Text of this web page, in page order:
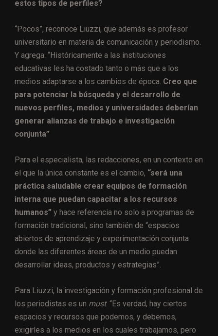
estos tipos de perfiles?
“Pocos”, reconoce Liuzzi, que además es profesor
universitario en materia de comunicación y periodismo.
Y agrega: “Históricamente a las instituciones
educativas les ha costado tanto o más que a los
medios adaptarse a los cambios de época. Creo que
para potenciar la búsqueda y el desarrollo de
nuevos perfiles, medios y universidades deberían
generar alianzas de trabajo e investigación
conjunta”
Para el especialista, las redacciones, en un contexto en
el que la única constante es el cambio, “será una
práctica saludable crear equipos de formación
interna que puedan capacitar a los recursos
humanos” y hace referencia no solo a programas de
formación tradicional, sino también de “espacios
abiertos de aprendizaje y experimentación conjunta
donde las diferentes áreas de un medio puedan
desarrollar ideas, productos y estrategias”.
Para Liuzzi, la investigación y formación profesional de
los periodistas es un must: “Es verdad, hay ciertos
espacios y recursos que podemos, y debemos,
exigirles a los medios en los cuales trabajamos, pero